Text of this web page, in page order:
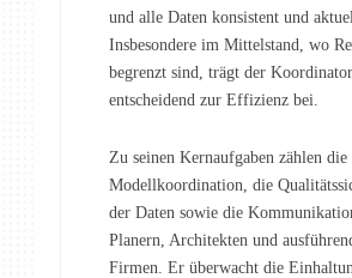
und alle Daten konsistent und
Insbesondere im Mittelstand, wo
begrenzt sind, trägt der Koordinator
entscheidend zur Effizienz bei.
Zu seinen Kernaufgaben zählen die
Modellkoordination, die
der Daten sowie die
Planern, Architekten und
Firmen. Er überwacht die